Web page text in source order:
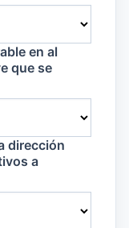
en al
que se
dirección
a